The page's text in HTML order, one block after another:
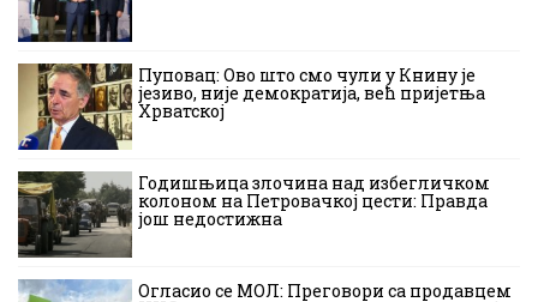
Пуповац: Ово што смо чули у Книну је
језиво, није демократија, већ пријетња
Хрватској
Годишњица злочина над избегличком
колоном на Петровачкој цести: Правда
још недостижна
Огласио се МОЛ: Преговори са продавцем